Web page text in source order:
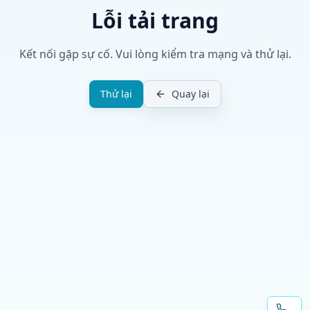
Lỗi tải trang
Kết nối gặp sự cố. Vui lòng kiểm tra mạng và thử lại.
Thử lại Quay lại